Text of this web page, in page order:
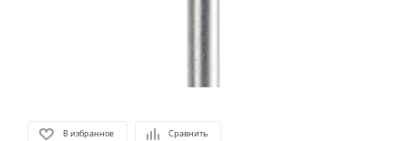
В избранное Сравнить